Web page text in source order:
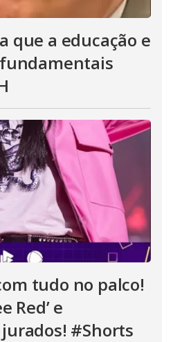
que a educação e
tudo no palco!
Red’ e
#Shorts